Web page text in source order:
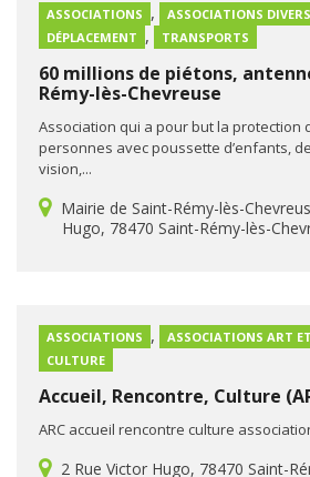
ASSOCIATIONS , ASSOCIATIONS
DÉPLACEMENT , TRANSPORTS
60 millions de piétons,
Rémy-lès-Chevreuse
Association qui a pour but la protection
personnes avec poussette d’enfants,
vision,...
Mairie de Saint-Rémy-lès-
Hugo, 78470 Saint-Rémy-lès-
ASSOCIATIONS , ASSOCIATIONS ART
CULTURE
Accueil, Rencontre, Culture
ARC accueil rencontre culture
2 Rue Victor Hugo, 78470 Saint-